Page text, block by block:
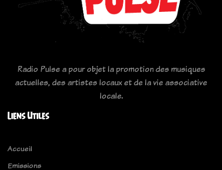
Radio Pulse a pour objet la promotion des musiques
actuelles, des artistes locaux et de la vie associative
locale.
Liens Utiles
Accueil
Emissions